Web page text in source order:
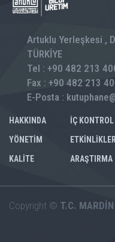
Artuklu Yerleşkesi ,
TÜRKİYE
Tel : +90 482 213
Fax : +90 482 213
E-Posta :
HAKKINDA
YÖNETİM
KALİTE
İÇ KONTROL
ETKİNLİKLER
ARAŞTIRMA
Copyright © T.C.